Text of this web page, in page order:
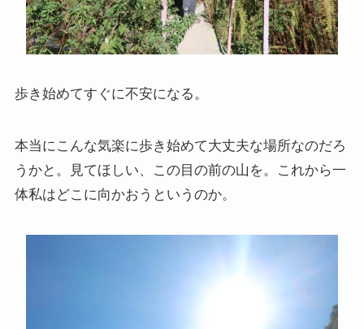
ニーチェとドストエフスキー
愛すべき遍歴の騎士ドン・キホーテ
フランス文学と歴史・文化
『レ・ミゼラブル』をもっと楽しむために
ブログ筆者イチオシの作家エミール・ゾラ
歩き始めてすぐに不安になる。
本当にこんな気楽に歩き始めて大丈夫な場所なのだろ
うかと。見てほしい、この目の前の山を。これから一
体私はどこに向かおうというのか。